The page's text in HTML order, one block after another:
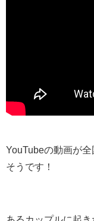
YouTubeの動画が
そうです！